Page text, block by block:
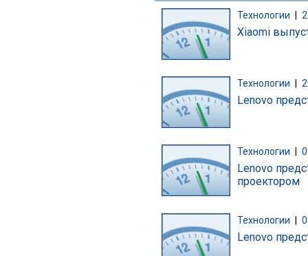
Технологии
Xiaomi
Технологии
Lenovo
Технологии
Lenovo
проектором
Технологии
Lenovo